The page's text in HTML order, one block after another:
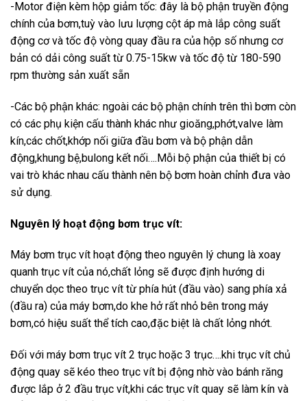
-Motor điện kèm hộp giảm tốc: đây là bộ phận truyền động
chính của bơm,tuỳ vào lưu lượng cột áp mà lắp công suất
động cơ và tốc độ vòng quay đầu ra của hộp số nhưng cơ
bản có dải công suất từ 0.75-15kw và tốc độ từ 180-590
rpm thường sản xuất sẵn
-Các bộ phận khác: ngoài các bộ phận chính trên thì bơm còn
có các phụ kiện cấu thành khác như gioăng,phớt,valve làm
kín,các chốt,khớp nối giữa đầu bơm và bộ phận dẫn
động,khung bệ,bulong kết nối….Mỗi bộ phận của thiết bị có
vai trò khác nhau cấu thành nên bộ bơm hoàn chỉnh đưa vào
sử dụng.
Nguyên lý hoạt động bơm trục vít:
Máy bơm trục vít hoạt động theo nguyên lý chung là xoay
quanh trục vít của nó,chất lỏng sẽ được định hướng di
chuyển dọc theo trục vít từ phía hút (đầu vào) sang phía xả
(đầu ra) của máy bơm,do khe hở rất nhỏ bên trong máy
bơm,có hiệu suất thể tích cao,đặc biệt là chất lỏng nhớt.
Đối với máy bơm trục vít 2 trục hoặc 3 trục….khi trục vít chủ
động quay sẽ kéo theo trục vít bị động nhờ vào bánh răng
được lắp ở 2 đầu trục vít,khi các trục vít quay sẽ làm kín và